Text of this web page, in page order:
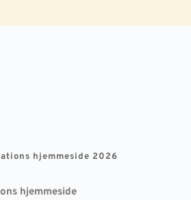
hjemmeside 2026
hjemmeside